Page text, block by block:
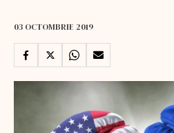
03 OCTOMBRIE 2019